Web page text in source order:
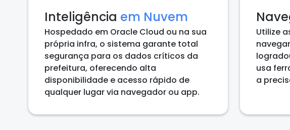
Inteligência em Nuvem
Hospedado em Oracle Cloud ou na sua
própria infra, o sistema garante total
segurança para os dados críticos da
prefeitura, oferecendo alta
disponibilidade e acesso rápido de
qualquer lugar via navegador ou app.
Utilize
usa
a